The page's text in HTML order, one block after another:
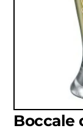
Boccale